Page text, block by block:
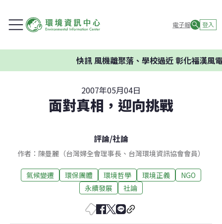
電子報 登入
快訊風機離聚落、學校過近 彰化福漢風電
2007年05月04日
面對真相，迎向挑戰
評論/社論
作者：陳曼麗（台灣婦全會理事長、台灣環境資訊協會會員）
氣候變遷 環保團體 環境哲學 環境正義
NGO
永續發展
社論